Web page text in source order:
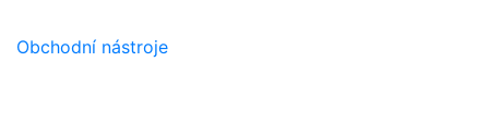
Obchodní nástroje